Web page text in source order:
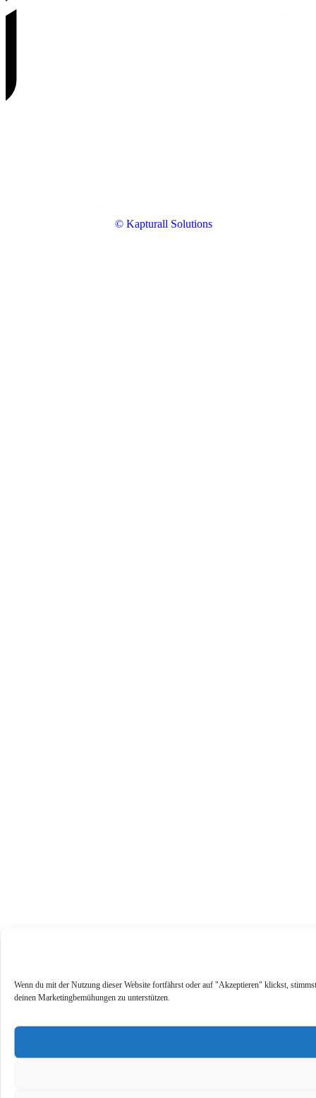
Wenn du mit der Nutzung dieser Website fortfährst oder auf "Akzeptieren" klickst,
deinen Marketingbemühungen zu unterstützen.
© Kapturall Solutions